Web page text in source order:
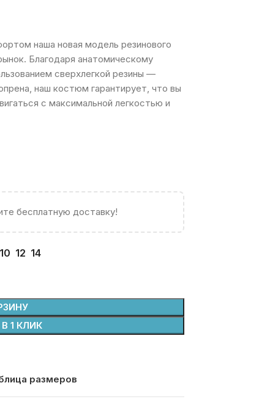
наша новая модель резинового
Благодаря анатомическому
сверхлегкой резины —
наш костюм гарантирует, что вы
с максимальной легкостью и
бесплатную доставку!
10 12 14
1 КЛИК
размеров